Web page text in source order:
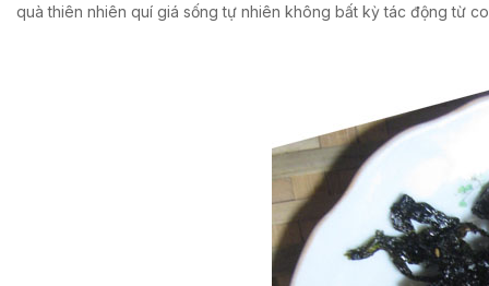
quà thiên nhiên quí giá sống tự nhiên không bất kỳ tác động từ